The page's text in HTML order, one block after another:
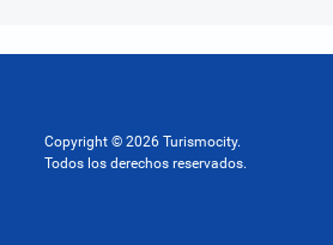
Copyright © 2026 Turismocity.
Todos los derechos reservados.